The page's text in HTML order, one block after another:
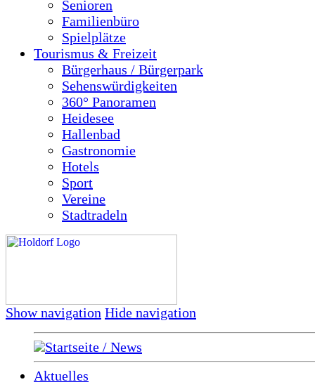
Senioren
Familienbüro
Spielplätze
Tourismus & Freizeit
Bürgerhaus / Bürgerpark
Sehenswürdigkeiten
360° Panoramen
Heidesee
Hallenbad
Gastronomie
Hotels
Sport
Vereine
Stadtradeln
Show navigation Hide navigation
Startseite / News
Aktuelles